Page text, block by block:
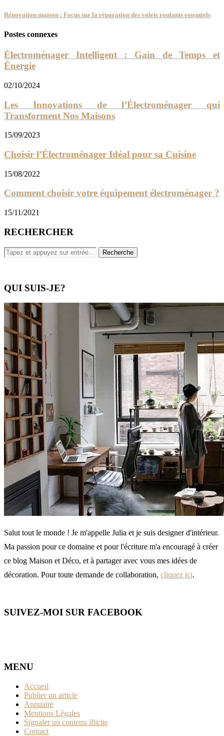
Rénovation maison : Focus sur la réparation des volets roulants essentiels
Postes connexes
Électroménager Intelligent : Gain de Temps et
Énergie
02/10/2024
Les Innovations de l’Électroménager qui
Transforment Nos Maisons
15/09/2023
Choisir l’Électroménager Idéal pour sa Cuisine
15/08/2022
Comment choisir votre équipement électroménager ?
15/11/2021
RECHERCHER
QUI SUIS-JE?
Salut tout le monde ! Je m'appelle Julia et je suis designer d'intérieur.
Ma passion pour ce domaine et pour l'écriture m'a encouragé à créer
ce blog Maison et Déco, et à partager avec vous mes idées de
décoration. Pour toute demande de collaboration, cliquez ici.
SUIVEZ-MOI SUR FACEBOOK
MENU
Accueil
Publier un article
Annuaire
Mentions Légales
Signaler un contenu illicite
Contact